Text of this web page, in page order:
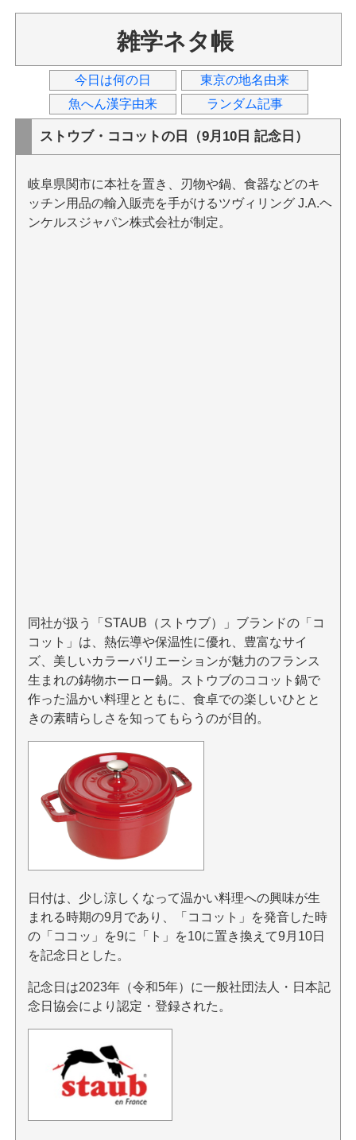
雑学ネタ帳
今日は何の日
東京の地名由来
魚へん漢字由来
ランダム記事
ストウブ・ココットの日（9月10日 記念日）
岐阜県関市に本社を置き、刃物や鍋、食器などのキ
ッチン用品の輸入販売を手がけるツヴィリング J.A.ヘ
ンケルスジャパン株式会社が制定。
同社が扱う「STAUB（ストウブ）」ブランドの「コ
コット」は、熱伝導や保温性に優れ、豊富なサイ
ズ、美しいカラーバリエーションが魅力のフランス
生まれの鋳物ホーロー鍋。ストウブのココット鍋で
作った温かい料理とともに、食卓での楽しいひとと
きの素晴らしさを知ってもらうのが目的。
日付は、少し涼しくなって温かい料理への興味が生
まれる時期の9月であり、「ココット」を発音した時
の「ココッ」を9に「ト」を10に置き換えて9月10日
を記念日とした。
記念日は2023年（令和5年）に一般社団法人・日本記
念日協会により認定・登録された。